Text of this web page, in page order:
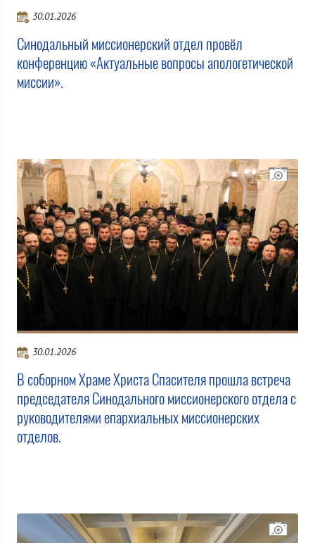
30.01.2026
Синодальный миссионерский отдел провёл
конференцию «Актуальные вопросы апологетической
миссии».
30.01.2026
В соборном Храме Христа Спасителя прошла встреча
председателя Синодального миссионерского отдела с
руководителями епархиальных миссионерских
отделов.